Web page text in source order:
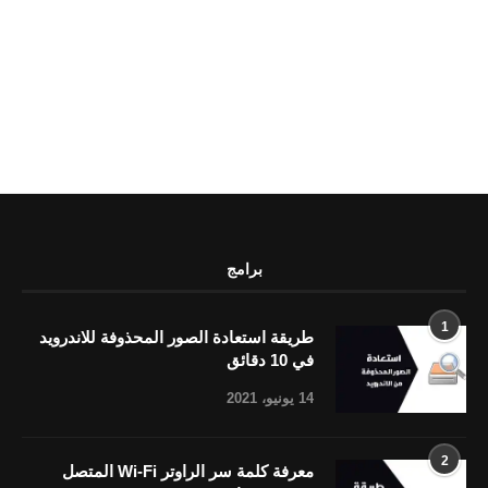
برامج
1
طريقة استعادة الصور المحذوفة للاندرويد
في 10 دقائق
14 يونيو، 2021
2
معرفة كلمة سر الراوتر Wi-Fi المتصل